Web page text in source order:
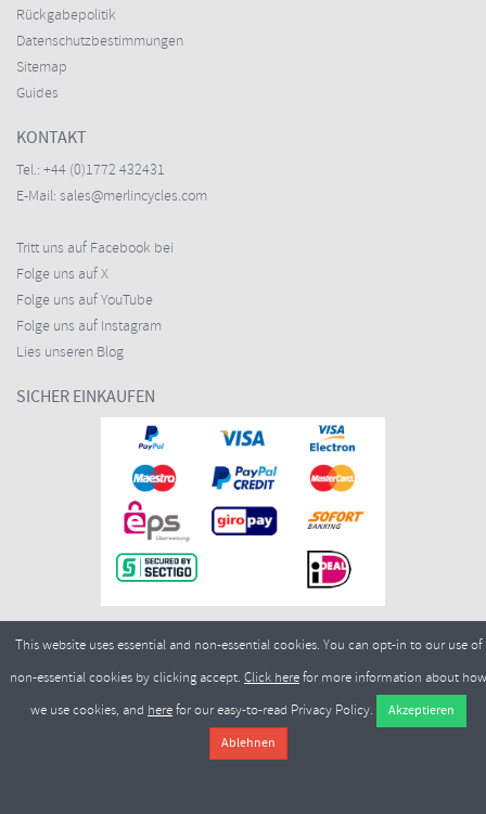
Rückgabepolitik
Datenschutzbestimmungen
Sitemap
Guides
KONTAKT
Tel.: +44 (0)1772 432431
E-Mail: sales@merlincycles.com
Tritt uns auf Facebook bei
Folge uns auf X
Folge uns auf YouTube
Folge uns auf Instagram
Lies unseren Blog
SICHER EINKAUFEN
Village, Chorley PR7 7EL United Kingdom
- Nummer des Unternehmens:
02826103| Umsatzsteueridentifikationsnummer: GB604764933
This website uses essential and non-essential cookies. You can opt-in to our use of
non-essential cookies by clicking accept. Click herefor more information about how
we use cookies, and herefor our easy-to-read Privacy Policy.